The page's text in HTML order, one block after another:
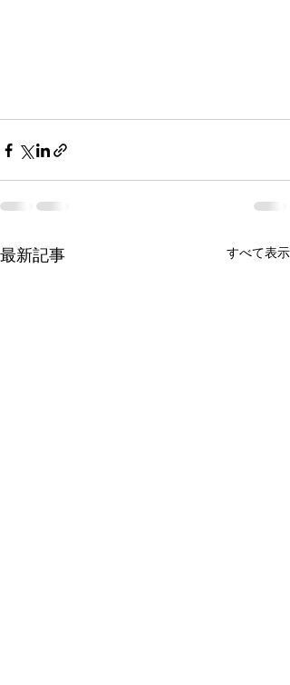
最新記事 すべて表示